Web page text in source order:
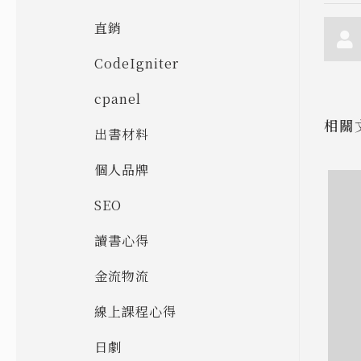
直銷
CodeIgniter
cpanel
出書材料
個人品牌
SEO
讀書心得
金流物流
線上課程心得
日劇
相關